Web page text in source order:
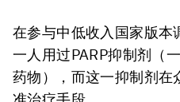
在参与中低收入国家版本
一人用过PARP抑制剂（
药物），而这一抑制剂在